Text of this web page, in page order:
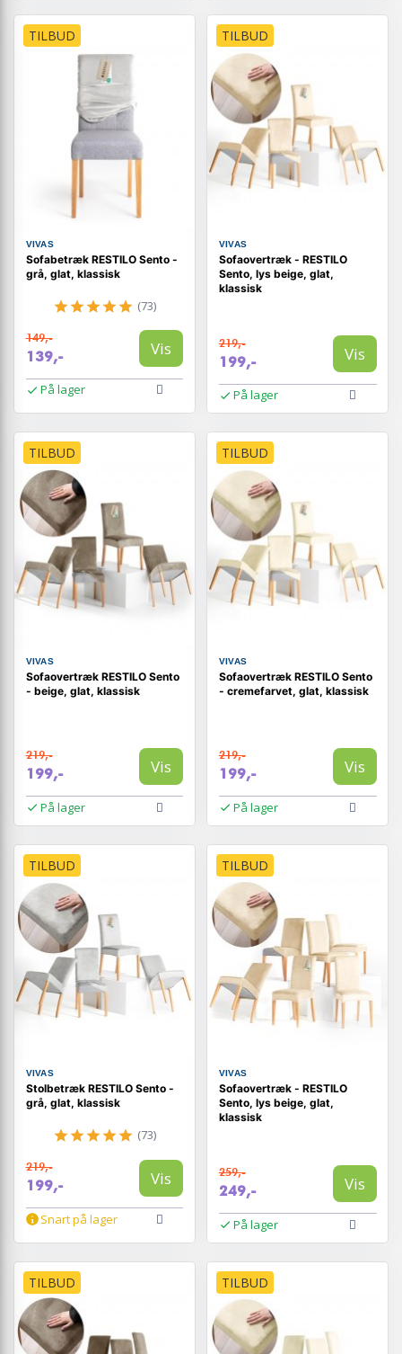
TILBUD
VIVAS
Sofabetræk RESTILO Sento -
grå, glat, klassisk
(73)
149,-
139,- Vis
På lager
TILBUD
VIVAS
Sofaovertræk - RESTILO
Sento, lys beige, glat,
klassisk
219,-
199,- Vis
På lager
TILBUD
VIVAS
Sofaovertræk RESTILO Sento
- beige, glat, klassisk
219,-
199,- Vis
På lager
TILBUD
VIVAS
Sofaovertræk RESTILO Sento
- cremefarvet, glat, klassisk
219,-
199,- Vis
På lager
TILBUD
VIVAS
Stolbetræk RESTILO Sento -
grå, glat, klassisk
(73)
219,-
199,- Vis
Snart på lager
TILBUD
VIVAS
Sofaovertræk - RESTILO
Sento, lys beige, glat,
klassisk
259,-
249,- Vis
På lager
TILBUD TILBUD